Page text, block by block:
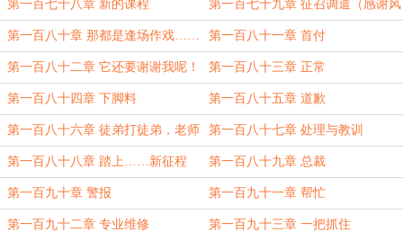
的盟主 有光明的未来的盟主
第一百七十八章 新的课程 第一百七十九章 征召调遣（感谢风
墨S的盟主
第一百八十章 那都是逢场作戏…… 第一百八十一章 首付
第一百八十二章 它还要谢谢我呢！
（感谢傳説中嘚橘喵的盟主
第一百八十三章 正常
第一百八十四章 下脚料 第一百八十五章 道歉
第一百八十六章 徒弟打徒弟，老师
打老师
第一百八十七章 处理与教训
第一百八十八章 踏上……新征程 第一百八十九章 总裁
第一百九十章 警报 第一百九十一章 帮忙
第一百九十二章 专业维修 第一百九十三章 一把抓住